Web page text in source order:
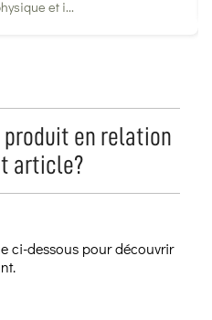
et i...
produit en relation
article?
ci-dessous pour découvrir